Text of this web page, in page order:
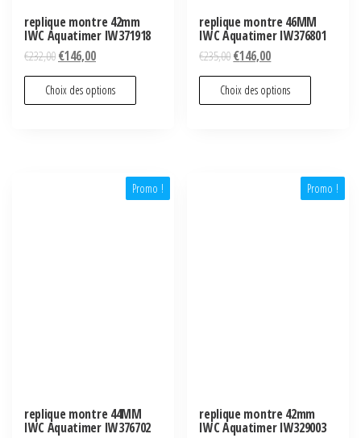
replique montre 42mm
IWC Aquatimer IW371918
€232,00€146,00
Choix des options
replique montre 46MM
IWC Aquatimer IW376801
€235,00€146,00
Choix des options
Promo !
replique montre 44MM
IWC Aquatimer IW376702
Promo !
replique montre 42mm
IWC Aquatimer IW329003